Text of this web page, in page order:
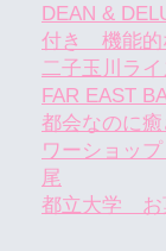
DEAN &
付き 機能的
二子玉川ラ
FAR EAST
都会なのに
ワーショッ
尾
都立大学